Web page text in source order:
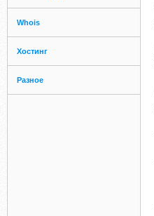
Whois
Хостинг
Разное